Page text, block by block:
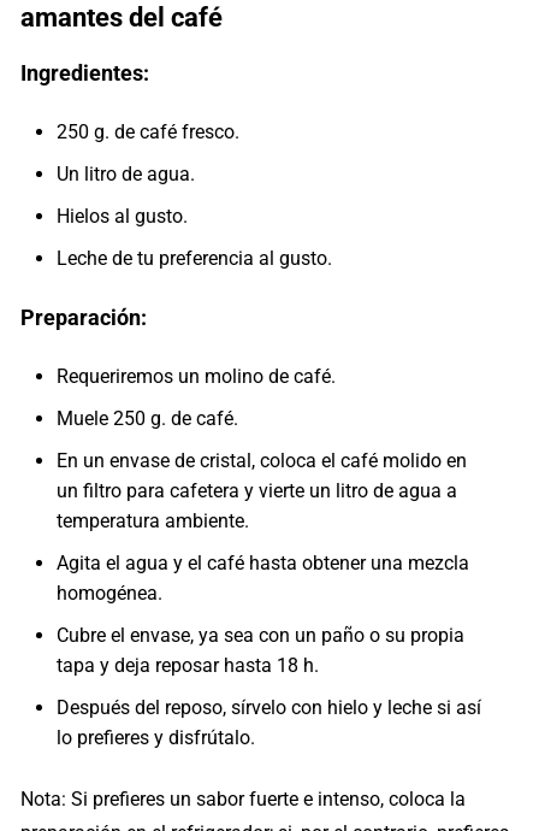
amantes del café
Ingredientes:
250 g. de café fresco.
Un litro de agua.
Hielos al gusto.
Leche de tu preferencia al gusto.
Preparación:
Requeriremos un molino de café.
Muele 250 g. de café.
En un envase de cristal, coloca el café molido en
un filtro para cafetera y vierte un litro de agua a
temperatura ambiente.
Agita el agua y el café hasta obtener una mezcla
homogénea.
Cubre el envase, ya sea con un paño o su propia
tapa y deja reposar hasta 18 h.
Después del reposo, sírvelo con hielo y leche si así
lo prefieres y disfrútalo.
Nota: Si prefieres un sabor fuerte e intenso, coloca la